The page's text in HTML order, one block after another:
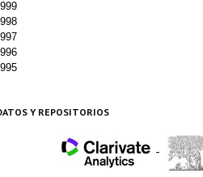
Y REPOSITORIOS
-